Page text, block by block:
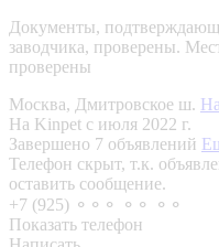
Документы,
заводчика, проверены.
проверены
Москва, Дмитровское ш.
На Kinpet c июля 2022 г.
Завершено 7 объявлений
Телефон скрыт, т.к.
оставить сообщение.
+7 (925) ⚬⚬⚬ ⚬⚬ ⚬⚬
Показать телефон